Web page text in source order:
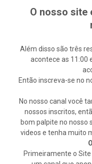
O nosso site
Além disso são três
acontece as 11:00
Então inscreva-se no
No nosso canal você
nossos inscritos,
bom palpite no nosso
videos e tenha muito
Primeiramente o Site